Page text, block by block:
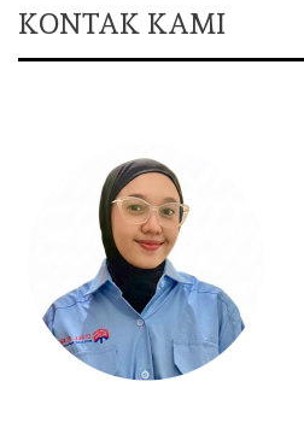
KONTAK KAMI